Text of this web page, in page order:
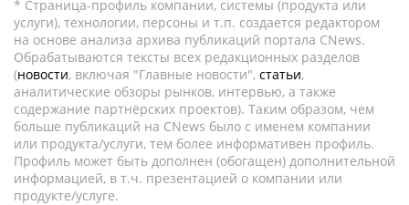
* Страница-профиль компании, системы (продукта или
услуги), технологии, персоны и т.п. создается редактором
на основе анализа архива публикаций портала CNews.
Обрабатываются тексты всех редакционных разделов
(новости, включая "Главные новости", статьи,
аналитические обзоры рынков, интервью, а также
содержание партнёрских проектов). Таким образом, чем
больше публикаций на CNews было с именем компании
или продукта/услуги, тем более информативен профиль.
Профиль может быть дополнен (обогащен) дополнительной
информацией, в т.ч. презентацией о компании или
продукте/услуге.